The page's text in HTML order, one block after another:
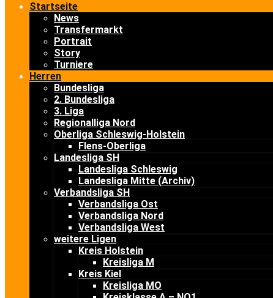
Startseite
News
Transfermarkt
Portrait
Story
Turniere
Herren
Bundesliga
2. Bundesliga
3. Liga
Regionalliga Nord
Oberliga Schleswig-Holstein
Flens-Oberliga
Landesliga SH
Landesliga Schleswig
Landesliga Mitte (Archiv)
Verbandsliga SH
Verbandsliga Ost
Verbandsliga Nord
Verbandsliga West
weitere Ligen
Kreis Holstein
Kreisliga M
Kreis Kiel
Kreisliga MO